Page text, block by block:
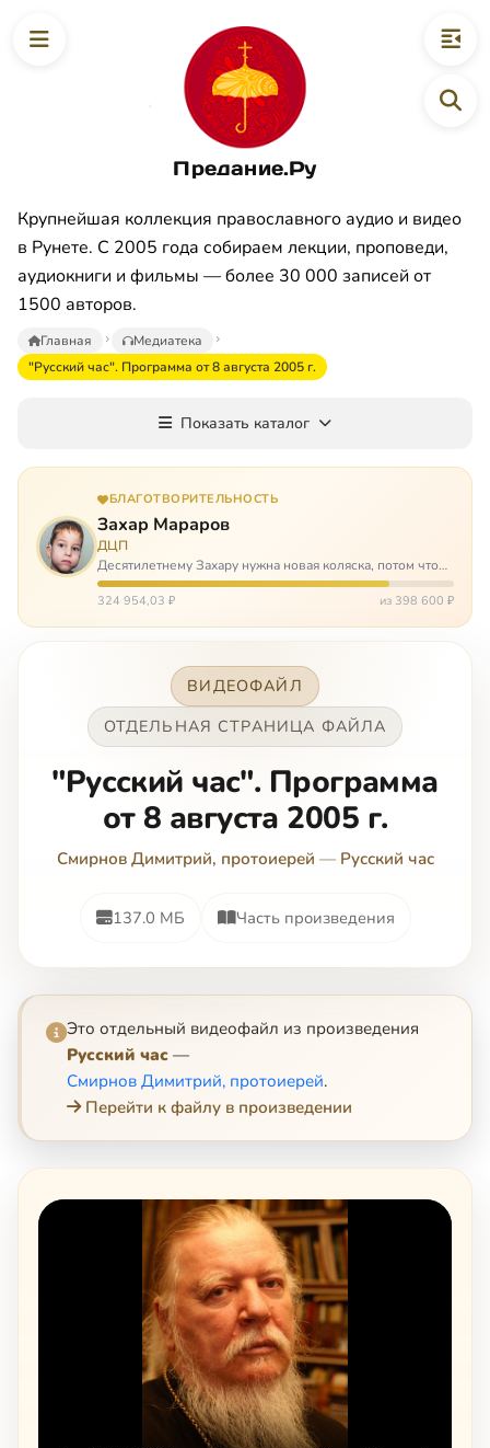
Предание.Ру
Крупнейшая коллекция православного аудио и видео
в Рунете. С 2005 года собираем лекции, проповеди,
аудиокниги и фильмы — более 30 000 записей от
1500 авторов.
Главная
Медиатека
"Русский час". Программа от 8 августа 2005 г.
Показать каталог
БЛАГОТВОРИТЕЛЬНОСТЬ
Захар Мараров
ДЦП
Десятилетнему Захару нужна новая коляска, потом что
старая сломалась. А без коляски он не сможет не только
просто выходить из дома, но и продолжать лечение в
324 954,03 ₽ из 398 600 ₽
ВИДЕОФАЙЛ
ОТДЕЛЬНАЯ СТРАНИЦА ФАЙЛА
"Русский час". Программа
от 8 августа 2005 г.
Смирнов Димитрий, протоиерей — Русский час
137.0 МБ Часть произведения
Это отдельный видеофайл из произведения
Русский час —
Смирнов Димитрий, протоиерей.
Перейти к файлу в произведении